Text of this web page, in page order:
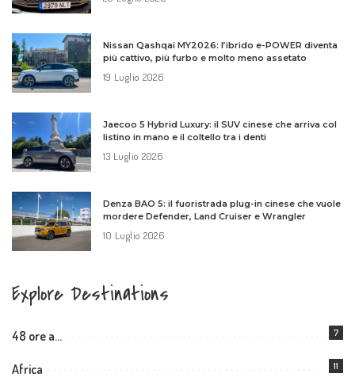
Nissan Qashqai MY2026: l’ibrido e-POWER diventa
più cattivo, più furbo e molto meno assetato
19 Luglio 2026
Jaecoo 5 Hybrid Luxury: il SUV cinese che arriva col
listino in mano e il coltello tra i denti
13 Luglio 2026
Denza BAO 5: il fuoristrada plug-in cinese che vuole
mordere Defender, Land Cruiser e Wrangler
10 Luglio 2026
Explore Destinations
48 ore a… 7
Africa 11